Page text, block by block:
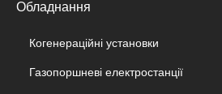
Обладнання
Когенераційні установки
Газопоршневі електростанції